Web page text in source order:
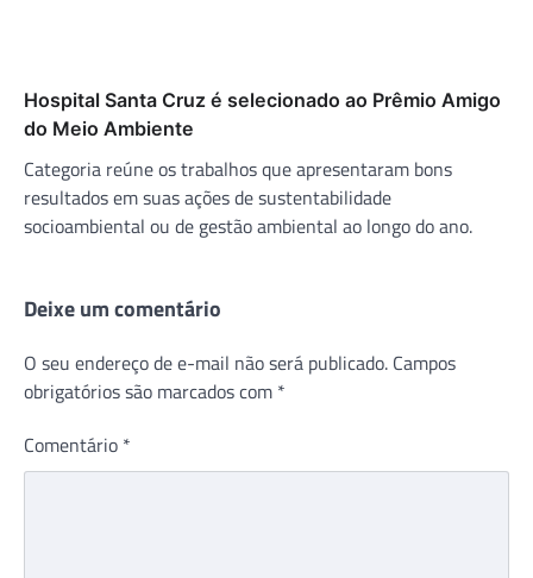
Hospital Santa Cruz é selecionado ao Prêmio Amigo
do Meio Ambiente
Categoria reúne os trabalhos que apresentaram bons
resultados em suas ações de sustentabilidade
socioambiental ou de gestão ambiental ao longo do ano.
Deixe um comentário
O seu endereço de e-mail não será publicado. Campos
obrigatórios são marcados com *
Comentário *